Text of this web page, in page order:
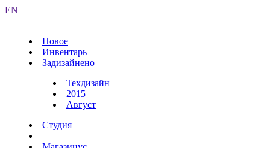
EN
Новое
Инвентарь
Задизайнено
Техдизайн
2015
Август
Студия